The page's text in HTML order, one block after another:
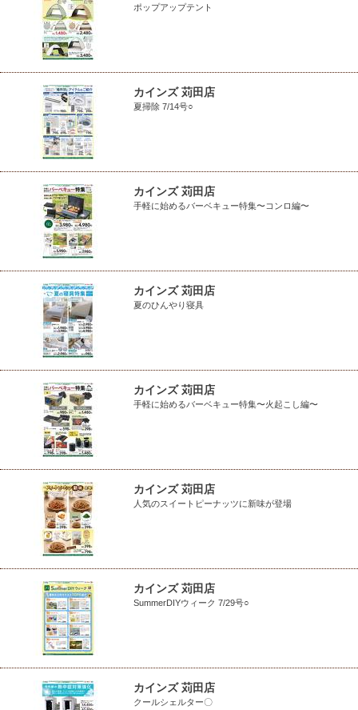
ポップアップテント
カインズ 苅田店
夏掃除 7/14号○
カインズ 苅田店
手軽に始めるバーベキュー特集〜コンロ編〜
カインズ 苅田店
夏のひんやり寝具
カインズ 苅田店
手軽に始めるバーベキュー特集〜火起こし編〜
カインズ 苅田店
人気のスイートピーナッツに新味が登場
カインズ 苅田店
SummerDIYウィーク 7/29号○
カインズ 苅田店
クールシェルター〇